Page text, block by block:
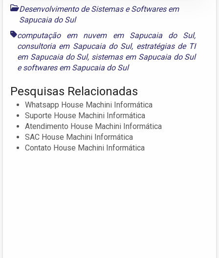
Desenvolvimento de Sistemas e Softwares em
Sapucaia do Sul
computação em nuvem em Sapucaia do Sul,
consultoria em Sapucaia do Sul, estratégias de TI
em Sapucaia do Sul, sistemas em Sapucaia do Sul
esoftwares em Sapucaia do Sul
Pesquisas Relacionadas
Whatsapp House Machini Informática
Suporte House Machini Informática
Atendimento House Machini Informática
SAC House Machini Informática
Contato House Machini Informática